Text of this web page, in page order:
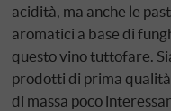
acidità, ma anche le
aromatici a base di
questo vino tuttofare.
prodotti di prima
di massa poco